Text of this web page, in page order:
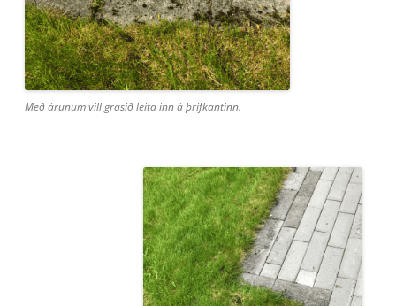
Með árunum vill grasið leita inn á þrifkantinn.